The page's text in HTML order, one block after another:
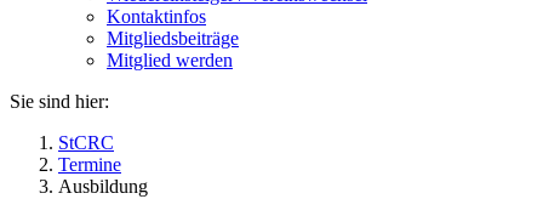
Kontaktinfos
Mitgliedsbeiträge
Mitglied werden
Sie sind hier:
StCRC
Termine
Ausbildung